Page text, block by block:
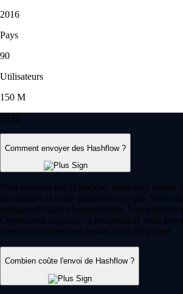
2016
Pays
90
Utilisateurs
150 M
FAQ
Comment envoyer des Hashflow ?
Pour envoyer des Hashflow, vous avez besoin
destinataire et d'une plateforme crypto.
montant et validez la transaction. Une
Crypto.com simplifie ce processus et vous
transferts directement depuis votre téléphone.
Combien coûte l'envoi de Hashflow ?